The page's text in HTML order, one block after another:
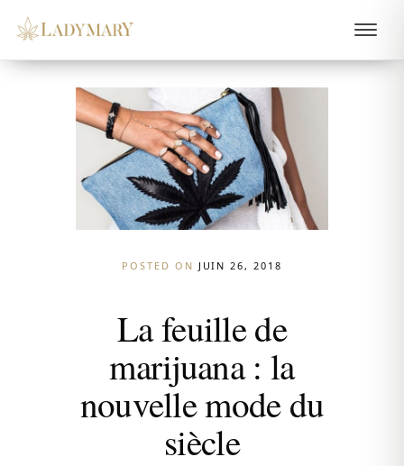
POSTED ON JUIN 26, 2018
La feuille de
marijuana : la
nouvelle mode du
siècle